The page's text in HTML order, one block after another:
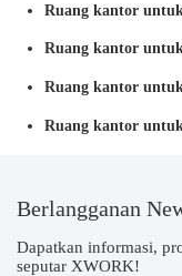
Ruang kantor
Ruang kantor
Ruang kantor
Ruang kantor
Berlangganan
Dapatkan informasi,
seputar XWORK!